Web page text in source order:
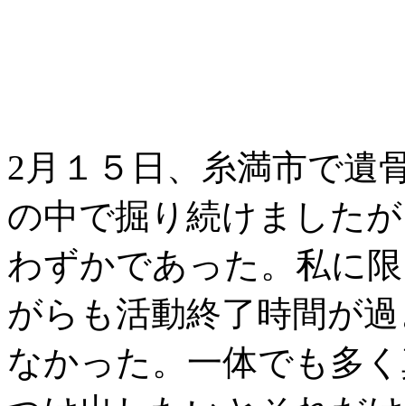
2月１５日、糸満市で遺
の中で掘り続けました
わずかであった。私に
がらも活動終了時間が
なかった。一体でも多